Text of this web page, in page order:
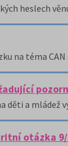
heslech
na téma
děti a mládež
otázka